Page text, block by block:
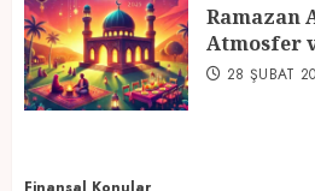
5
28 ŞUBAT
Ramazan
Atmosfer
28 ŞUBAT